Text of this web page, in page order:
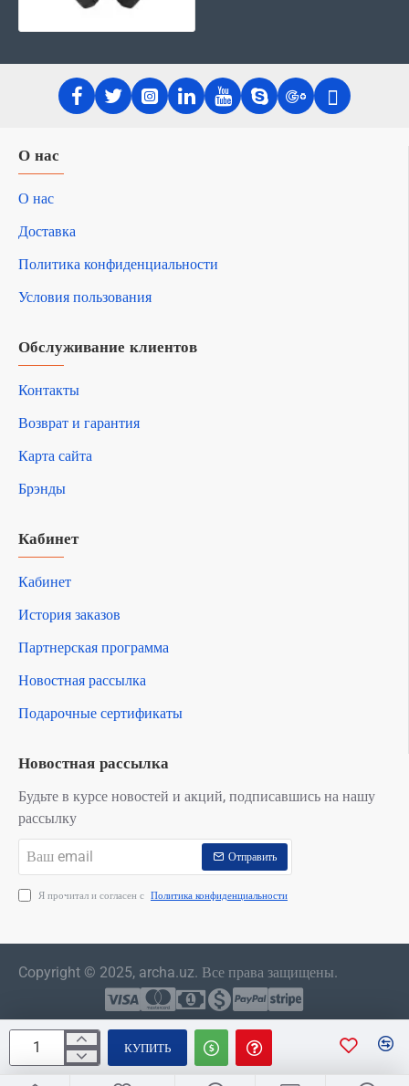
КУПИТЬ
О нас
О нас
Доставка
Политика конфиденциальности
Условия пользования
Обслуживание клиентов
Контакты
Возврат и гарантия
Карта сайта
Брэнды
Кабинет
Кабинет
История заказов
Партнерская программа
Новостная рассылка
Подарочные сертификаты
Новостная рассылка
Будьте в курсе новостей и акций, подписавшись на нашу
рассылку
email
Отправить
Я прочитал и согласен с Политика конфиденциальности
Copyright © 2025, archa.uz. Все права защищены.